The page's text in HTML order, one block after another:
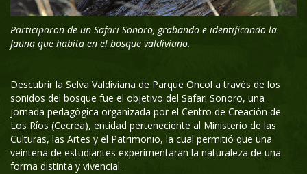
Participaron de un Safari Sonoro, grabando e identificando la
fauna que habita en el bosque valdiviano.
Descubrir la Selva Valdiviana de Parque Oncol a través de los
sonidos del bosque fue el objetivo del Safari Sonoro, una
jornada pedagógica organizada por el Centro de Creación de
Los Ríos (Cecrea), entidad perteneciente al Ministerio de las
Culturas, las Artes y el Patrimonio, la cual permitió que una
veintena de estudiantes experimentaran la naturaleza de una
forma distinta y vivencial.